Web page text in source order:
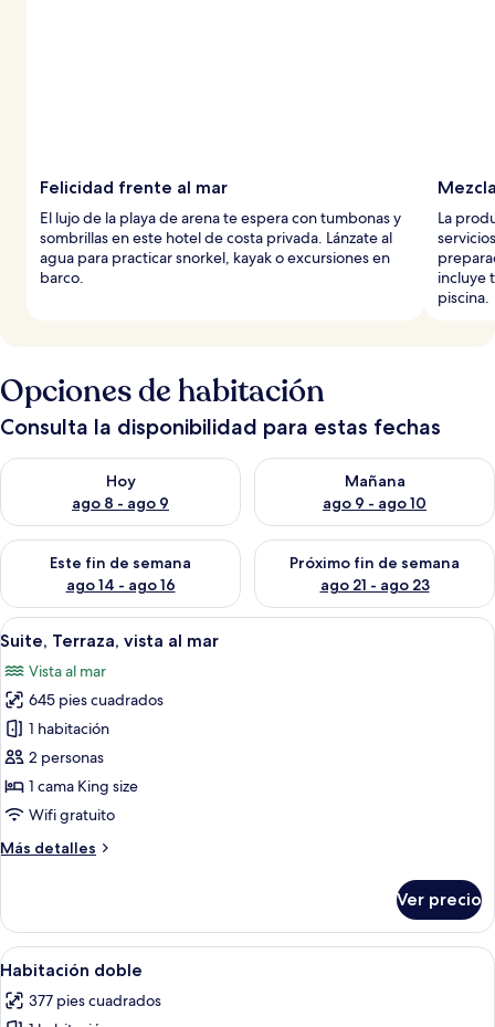
Felicidad frente al mar
El lujo de la playa de arena te espera con tumbonas y
sombrillas en este hotel de costa privada. Lánzate al
agua para practicar snorkel, kayak o excursiones en
barco.
La
incluye
piscina.
Opciones de habitación
Consulta la disponibilidad para estas fechas
Hoy
ago 8 - ago 9
Consulta la disponibilidad para hoy ago 8 - ago 9
Mañana
ago 9 - ago 10
Consulta la disponibilidad
Este fin de semana
ago 14 - ago 16
Consulta la disponibilidad para este fin de semana ago 14 -
Próximo fin de semana
ago 21 - ago 23
Consulta la disponibilidad
Abrir
todas
las
fotos
de
Suite,
Terraza,
vista
mar
Una habitación de hotel con cama
8
Suite, Terraza, vista al mar
Vista al mar
645 pies cuadrados
1 habitación
2 personas
1 cama King size
Wifi gratuito
Más detalles
Más
Terraza,
vista
al
Ver precio
Abrir
todas
las
Habitación de hotel con cama,
10
Habitación doble
377 pies cuadrados